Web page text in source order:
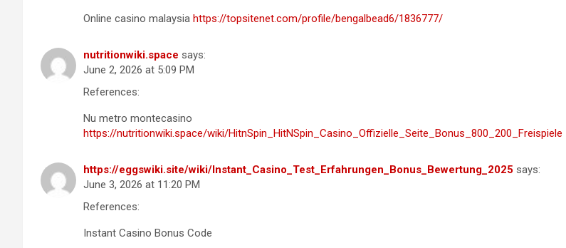
Online casino malaysia https://topsitenet.com/profile/bengalbead6/1836777/
nutritionwiki.space says:
June 2, 2026 at 5:09 PM
References:
Nu metro montecasino
https://nutritionwiki.space/wiki/HitnSpin_HitNSpin_Casino_Offizielle_Seite_Bonus_800_200_Freispiele
https://eggswiki.site/wiki/Instant_Casino_Test_Erfahrungen_Bonus_Bewertung_2025 says:
June 3, 2026 at 11:20 PM
References:
Instant Casino Bonus Code